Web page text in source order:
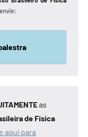
as
de Física
aqui para